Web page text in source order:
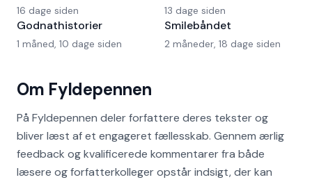
Om Fyldepennen
På Fyldepennen deler forfattere deres tekster og
bliver læst af et engageret fællesskab. Gennem ærlig
feedback og kvalificerede kommentarer fra både
læsere og forfatterkolleger opstår indsigt, der kan
16 dage siden
Godnathistorier
1 måned, 10 dage siden
13 dage siden
Smilebåndet
2 måneder, 18 dage siden